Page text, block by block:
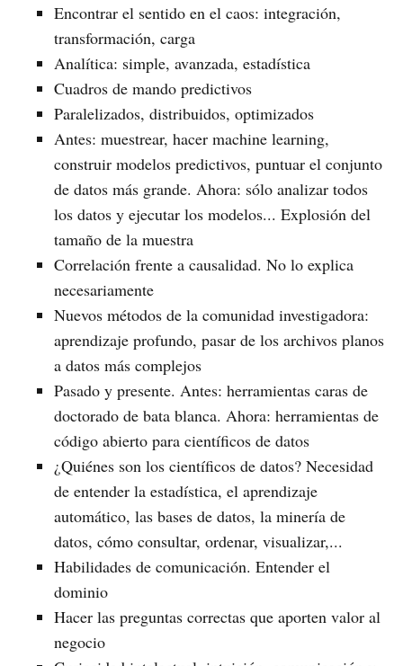
Encontrar el sentido en el caos: integración,
transformación, carga
Analítica: simple, avanzada, estadística
Cuadros de mando predictivos
Paralelizados, distribuidos, optimizados
Antes: muestrear, hacer machine learning,
construir modelos predictivos, puntuar el conjunto
de datos más grande. Ahora: sólo analizar todos
los datos y ejecutar los modelos... Explosión del
tamaño de la muestra
Correlación frente a causalidad. No lo explica
necesariamente
Nuevos métodos de la comunidad investigadora:
aprendizaje profundo, pasar de los archivos planos
a datos más complejos
Pasado y presente. Antes: herramientas caras de
doctorado de bata blanca. Ahora: herramientas de
código abierto para científicos de datos
¿Quiénes son los científicos de datos? Necesidad
de entender la estadística, el aprendizaje
automático, las bases de datos, la minería de
datos, cómo consultar, ordenar, visualizar,...
Habilidades de comunicación. Entender el
dominio
Hacer las preguntas correctas que aporten valor al
negocio